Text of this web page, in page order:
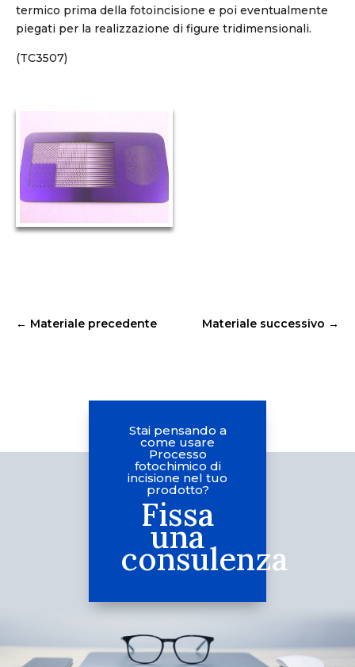
termico prima della fotoincisione e poi eventualmente
piegati per la realizzazione di figure tridimensionali.
(TC3507)
← Materiale precedente Materiale successivo →
Stai pensando a
come usare
Processo
fotochimico di
incisione nel tuo
prodotto?
Fissa
una
consulenza